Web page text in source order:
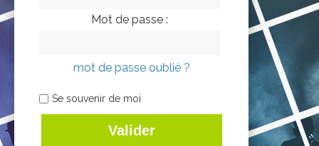
Mot de passe :
mot de passe oublié ?
Se souvenir de moi